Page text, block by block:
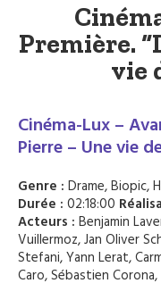
Première.
vie
Cinéma-Lux –
Pierre – Une vie
Genre : Drame, Biopic,
Durée : 02:18:00
Acteurs : Benjamin
Vuillermoz, Jan Oliver
Stefani, Yann Lerat,
Caro, Sébastien